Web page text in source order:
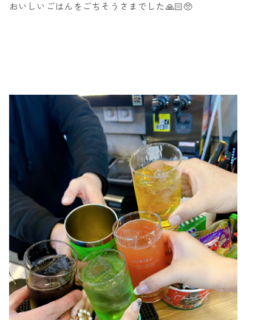
おいしいごはんをごちそうさまでした🙏🏻🥺